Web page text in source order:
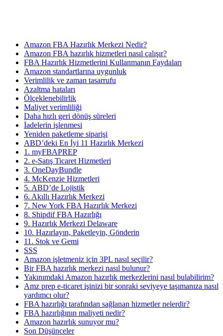
Amazon FBA Hazırlık Merkezi Nedir?
Amazon FBA hazırlık hizmetleri nasıl çalışır?
FBA Hazırlık Hizmetlerini Kullanmanın Faydaları
Amazon standartlarına uygunluk
Verimlilik ve zaman tasarrufu
Azaltma hataları
Ölçeklenebilirlik
Maliyet verimliliği
Daha hızlı geri dönüş süreleri
İadelerin işlenmesi
Yeniden paketleme siparişi
ABD’deki En İyi 11 Hazırlık Merkezi
1. myFBAPREP
2. e-Satış Ticaret Hizmetleri
3. OneDayBundle
4. McKenzie Hizmetleri
5. ABD’de Lojistik
6. Akıllı Hazırlık Merkezi
7. New York FBA Hazırlık Merkezi
8. Shipdif FBA Hazırlığı
9. Hazırlık Merkezi Delaware
10. Hazırlayın, Paketleyin, Gönderin
11. Stok ve Gemi
SSS
Amazon işletmeniz için 3PL nasıl seçilir?
Bir FBA hazırlık merkezi nasıl bulunur?
Yakınımdaki Amazon hazırlık merkezlerini nasıl bulabilirim?
Amz prep e-ticaret işinizi bir sonraki seviyeye taşımanıza nasıl
yardımcı olur?
FBA hazırlığı tarafından sağlanan hizmetler nelerdir?
FBA hazırlığının maliyeti nedir?
Amazon hazırlık sunuyor mu?
Son Düşünceler